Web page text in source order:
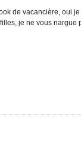
de vacancière, oui
je ne vous nargue